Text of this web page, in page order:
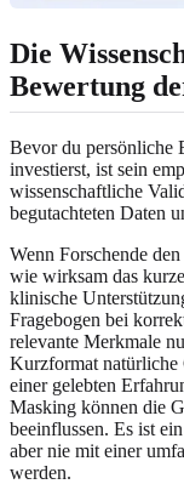
Die
Bewertung
Bevor du persönliche
investierst, ist sein
wissenschaftliche
begutachteten Daten
Wenn Forschende
wie wirksam das
klinische
Fragebogen bei
relevante Merkmale
Kurzformat natürliche
einer gelebten
Masking können die
beeinflussen. Es ist
aber nie mit einer
werden.